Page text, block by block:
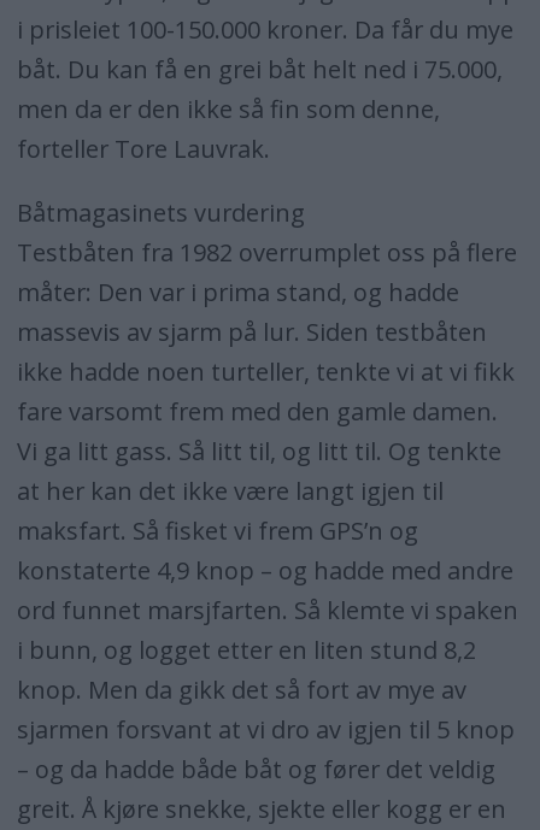
i prisleiet 100-150.000 kroner. Da får du mye
båt. Du kan få en grei båt helt ned i 75.000,
men da er den ikke så fin som denne,
forteller Tore Lauvrak.
Båtmagasinets vurdering
Testbåten fra 1982 overrumplet oss på flere
måter: Den var i prima stand, og hadde
massevis av sjarm på lur. Siden testbåten
ikke hadde noen turteller, tenkte vi at vi fikk
fare varsomt frem med den gamle damen.
Vi ga litt gass. Så litt til, og litt til. Og tenkte
at her kan det ikke være langt igjen til
maksfart. Så fisket vi frem GPS’n og
konstaterte 4,9 knop – og hadde med andre
ord funnet marsjfarten. Så klemte vi spaken
i bunn, og logget etter en liten stund 8,2
knop. Men da gikk det så fort av mye av
sjarmen forsvant at vi dro av igjen til 5 knop
– og da hadde både båt og fører det veldig
greit. Å kjøre snekke, sjekte eller kogg er en